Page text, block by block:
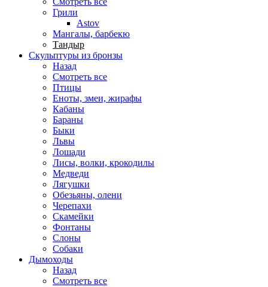
Грили
Astov
Мангалы, барбекю
Тандыр
Скульптуры из бронзы
Назад
Смотреть все
Птицы
Еноты, змеи, жирафы
Кабаны
Бараны
Быки
Львы
Лошади
Лисы, волки, крокодилы
Медведи
Лягушки
Обезьяны, олени
Черепахи
Скамейки
Фонтаны
Слоны
Собаки
Дымоходы
Назад
Смотреть все